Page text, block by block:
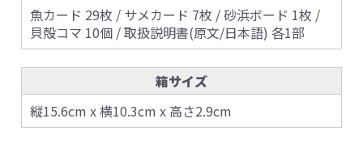
魚カード 29枚 / サメカード 7枚 / 砂浜ボード 1枚 /
貝殻コマ 10個 / 取扱説明書(原文/日本語) 各1部
箱サイズ
縦15.6cm x 横10.3cm x 高さ2.9cm